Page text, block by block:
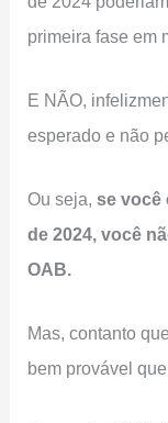
primeira fase em
E NÃO,
esperado e não
Ou seja,se você
de 2024, você
OAB.
Mas, contanto
bem provável